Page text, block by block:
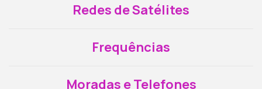
Redes de Satélites
Frequências
Moradas e Telefones